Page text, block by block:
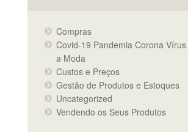
Compras
Covid-19 Pandemia Corona Vírus
a Moda
Custos e Preços
Gestão de Produtos e Estoques
Uncategorized
Vendendo os Seus Produtos